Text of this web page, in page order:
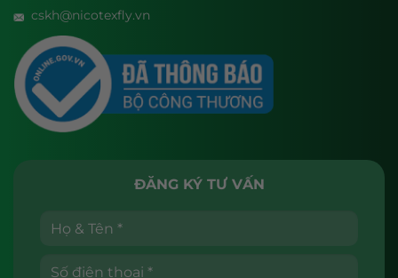
cskh@nicotexfly.vn
ĐĂNG KÝ TƯ VẤN